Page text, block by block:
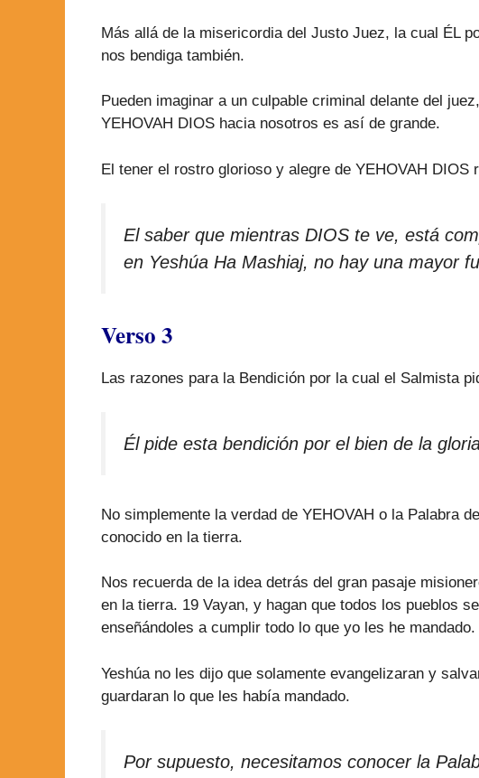
Más allá de la misericordia del Justo Juez, la cual ÉL
nos bendiga también.
Pueden imaginar a un culpable criminal delante del
YEHOVAH DIOS hacia nosotros es así de grande.
El tener el rostro glorioso y alegre de YEHOVAH
El saber que mientras DIOS te ve, está
en Yeshúa Ha Mashiaj, no hay una mayor
Verso 3
Las razones para la Bendición por la cual el Salmista
Él pide esta bendición por el bien de la
No simplemente la verdad de YEHOVAH o la Palabra
conocido en la tierra.
Nos recuerda de la idea detrás del gran pasaje
en la tierra. 19 Vayan, y hagan que todos los pueblos
enseñándoles a cumplir todo lo que yo les he
Yeshúa no les dijo que solamente evangelizaran y
guardaran lo que les había mandado.
Por supuesto, necesitamos conocer la